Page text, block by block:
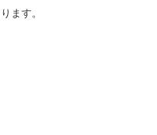
ます。